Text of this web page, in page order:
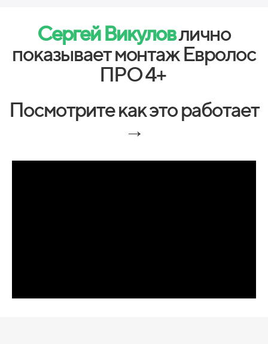
Сергей Викуловлично
показывает монтаж Евролос
ПРО 4+
Посмотрите как это работает
→